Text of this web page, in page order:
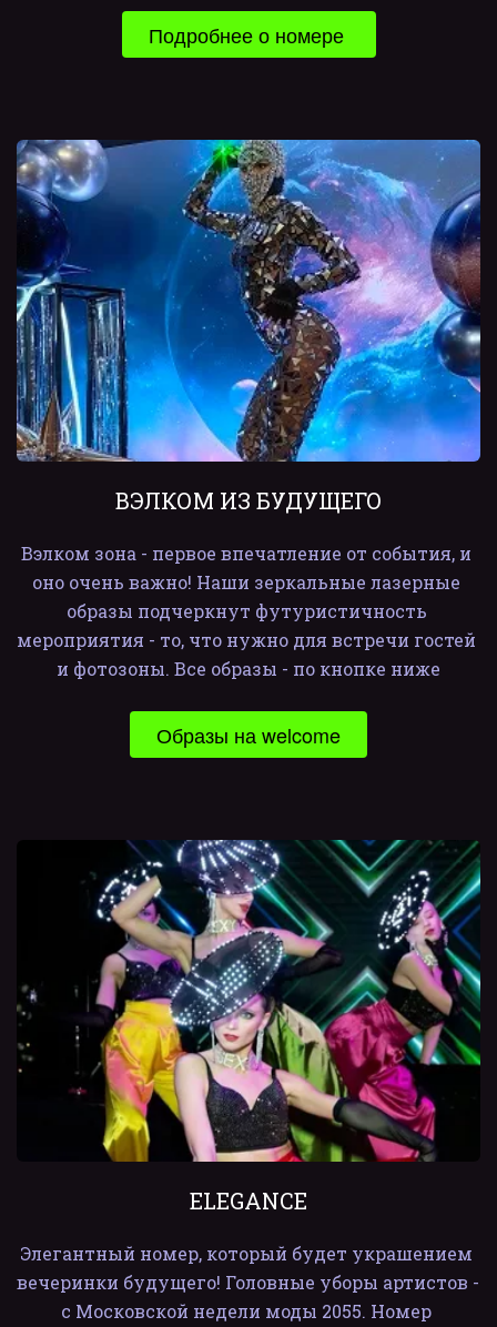
Подробнее о номере
ВЭЛКОМ ИЗ БУДУЩЕГО
Вэлком зона - первое впечатление от события, и
оно очень важно! Наши зеркальные лазерные
образы подчеркнут футуристичность
мероприятия - то, что нужно для встречи гостей
и фотозоны. Все образы - по кнопке ниже
Образы на welcome
ELEGANCE
Элегантный номер, который будет украшением
вечеринки будущего! Головные уборы артистов -
с Московской недели моды 2055. Номер